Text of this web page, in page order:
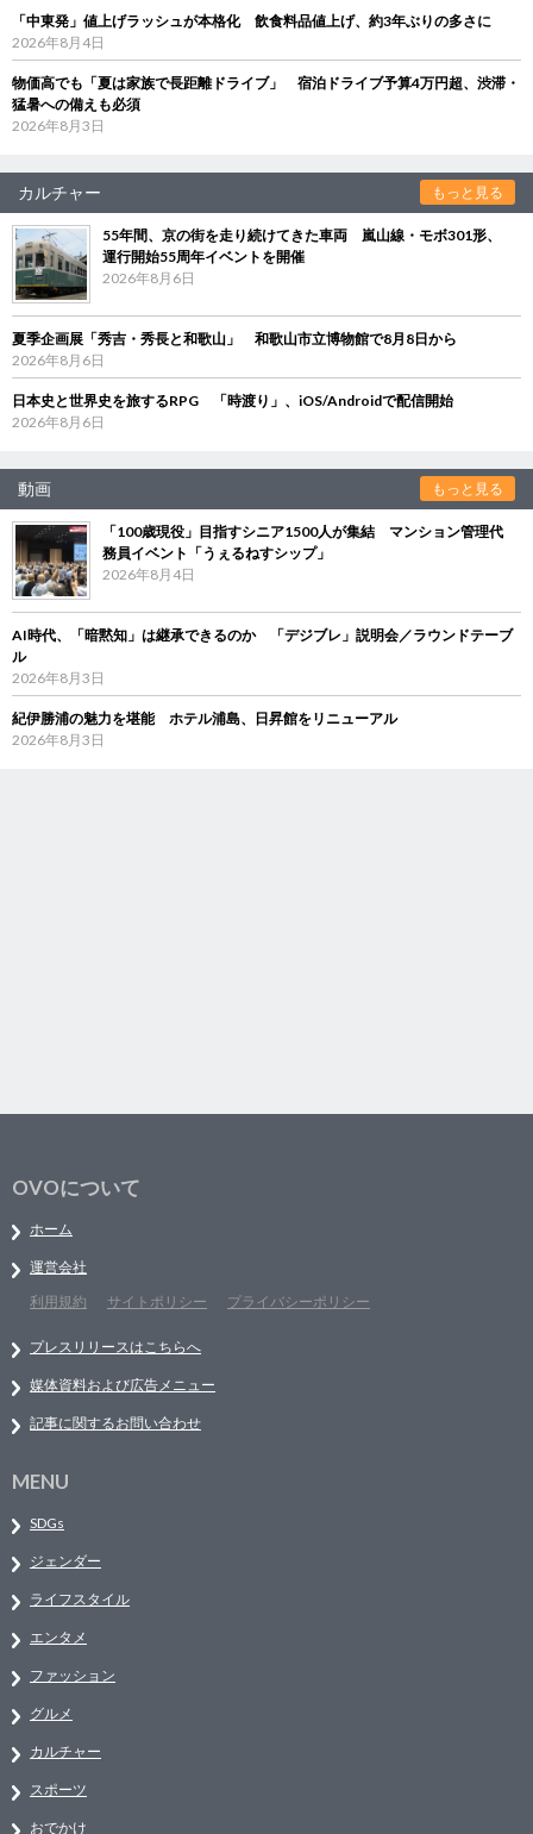
「中東発」値上げラッシュが本格化 飲食料品値上げ、約3年ぶりの多さに
2026年8月4日
物価高でも「夏は家族で長距離ドライブ」 宿泊ドライブ予算4万円超、渋滞・
猛暑への備えも必須
2026年8月3日
カルチャー もっと見る
55年間、京の街を走り続けてきた車両 嵐山線・モボ301形、
運行開始55周年イベントを開催
2026年8月6日
夏季企画展「秀吉・秀長と和歌山」 和歌山市立博物館で8月8日から
2026年8月6日
日本史と世界史を旅するRPG 「時渡り」、iOS/Androidで配信開始
2026年8月6日
動画 もっと見る
「100歳現役」目指すシニア1500人が集結 マンション管理代
務員イベント「うぇるねすシップ」
2026年8月4日
AI時代、「暗黙知」は継承できるのか 「デジブレ」説明会／ラウンドテーブ
ル
2026年8月3日
紀伊勝浦の魅力を堪能 ホテル浦島、日昇館をリニューアル
2026年8月3日
OVOについて
ホーム
運営会社
利用規約
サイトポリシー プライバシーポリシー
プレスリリースはこちらへ
媒体資料および広告メニュー
記事に関するお問い合わせ
MENU
SDGs
ジェンダー
ライフスタイル
エンタメ
ファッション
グルメ
カルチャー
スポーツ
おでかけ